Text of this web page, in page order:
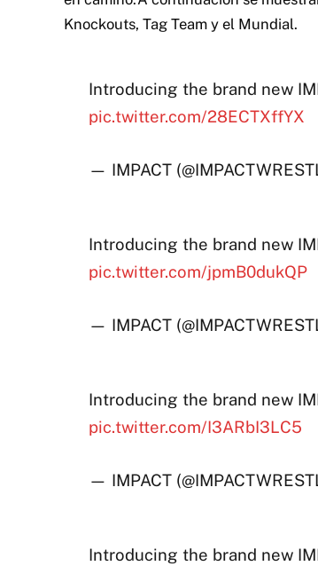
Knockouts, Tag Team y el Mundial.
Introducing the brand new
pic.twitter.com/28ECTXffYX
— IMPACT
Introducing the brand new
pic.twitter.com/jpmB0dukQP
— IMPACT
Introducing the brand new
pic.twitter.com/I3ARbI3LC5
— IMPACT
Introducing the brand new